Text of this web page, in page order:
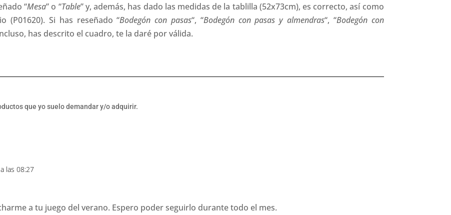
“Mesa” o “Table” y, además, has dado las medidas de la tablilla (52x73cm), es correcto, así como
(P01620). Si has reseñado “Bodegón con pasas“, “Bodegón con pasas y almendras“, “Bodegón con
has descrito el cuadro, te la daré por válida.
que yo suelo demandar y/o adquirir.
las 08:27
a tu juego del verano. Espero poder seguirlo durante todo el mes.